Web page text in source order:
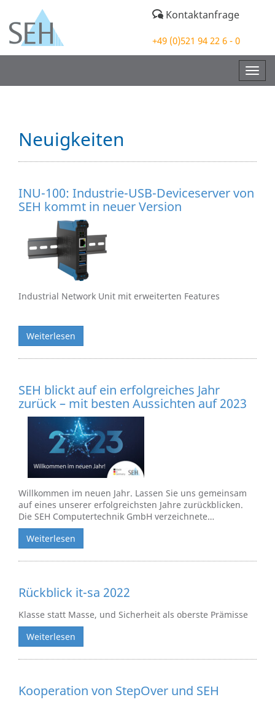
Kontaktanfrage
+49 (0)521 94 22 6 - 0
Neuigkeiten
INU-100: Industrie-USB-Deviceserver von
SEH kommt in neuer Version
Industrial Network Unit mit erweiterten Features
Weiterlesen
SEH blickt auf ein erfolgreiches Jahr
zurück – mit besten Aussichten auf 2023
Willkommen im neuen Jahr. Lassen Sie uns gemeinsam
auf eines unserer erfolgreichsten Jahre zurückblicken.
Die SEH Computertechnik GmbH verzeichnete…
Weiterlesen
Rückblick it-sa 2022
Klasse statt Masse, und Sicherheit als oberste Prämisse
Weiterlesen
Kooperation von StepOver und SEH